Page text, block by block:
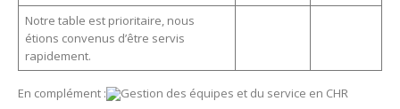
Notre table est prioritaire, nous
étions convenus d’être servis
rapidement.
En complément : Gestion des équipes et du service en CHR